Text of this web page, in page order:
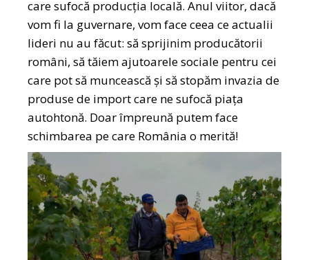
care sufocă producția locală. Anul viitor, dacă
vom fi la guvernare, vom face ceea ce actualii
lideri nu au făcut: să sprijinim producătorii
români, să tăiem ajutoarele sociale pentru cei
care pot să muncească și să stopăm invazia de
produse de import care ne sufocă piața
autohtonă. Doar împreună putem face
schimbarea pe care România o merită!